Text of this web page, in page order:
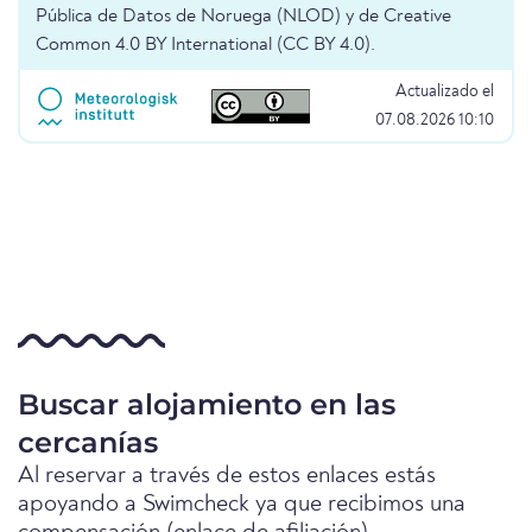
Pública de Datos de Noruega (NLOD) y de Creative
Common 4.0 BY International (CC BY 4.0).
Actualizado el
07.08.2026 10:10
Buscar alojamiento en las
cercanías
Al reservar a través de estos enlaces estás
apoyando a Swimcheck ya que recibimos una